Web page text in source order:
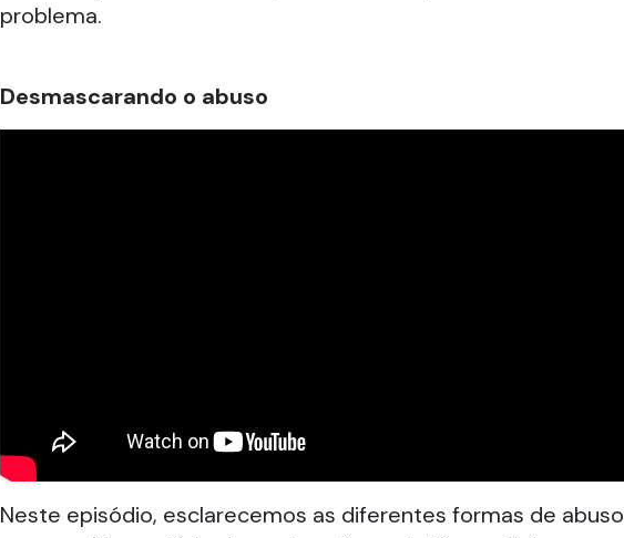
problema.
Desmascarando o abuso
Neste episódio, esclarecemos as diferentes formas de abuso